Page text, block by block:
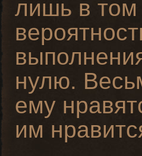
лишь в том
нулю.
ему
им